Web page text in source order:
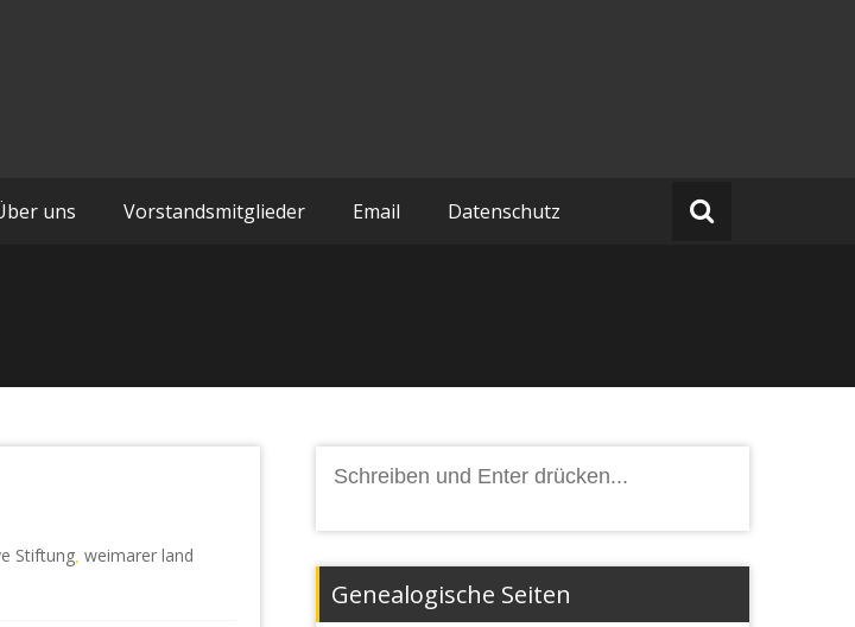
uns Vorstandsmitglieder Email Datenschutz
Stiftung weimarer land
nach:
Genealogische Seiten